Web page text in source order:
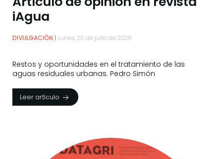
iAgua
DIVULGACIÓN Lunes, 20 de julio de 2026
Restos y oportunidades en el tratamiento de las
aguas residuales urbanas. Pedro Simón
Leer artículo